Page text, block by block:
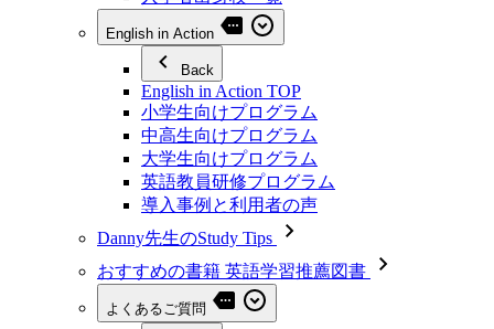
English in Action
Back
English in Action TOP
小学生向けプログラム
中高生向けプログラム
大学生向けプログラム
英語教員研修プログラム
導入事例と利用者の声
Danny先生のStudy Tips
おすすめの書籍 英語学習推薦図書
よくあるご質問